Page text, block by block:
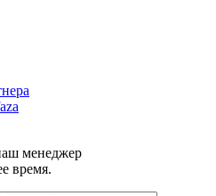
менеджер
время.